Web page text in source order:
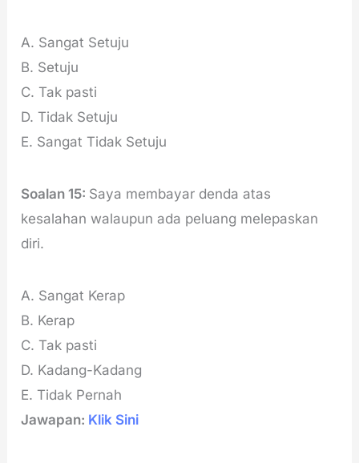
A. Sangat Setuju
B. Setuju
C. Tak pasti
D. Tidak Setuju
E. Sangat Tidak Setuju
Soalan 15: Saya membayar denda atas
kesalahan walaupun ada peluang melepaskan
diri.
A. Sangat Kerap
B. Kerap
C. Tak pasti
D. Kadang-Kadang
E. Tidak Pernah
Jawapan: Klik Sini